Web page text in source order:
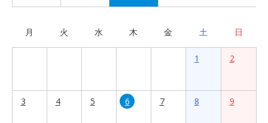
月 火 水 木 金 土 日
1 2
3 4 5 6 7 8 9